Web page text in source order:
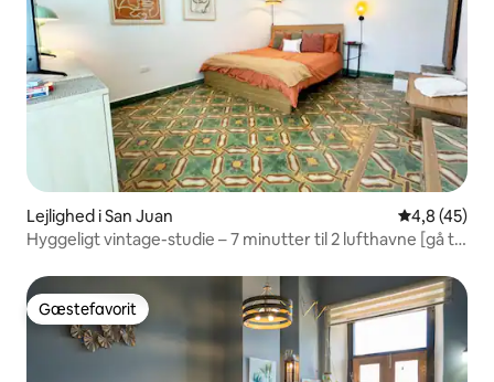
Lejlighed i San Juan 4,8 ud af 5 i
4,8 (45)
Hyggeligt vintage-studie – 7 minutter til 2 lufthavne [gå til
Gæstefavorit
Gæstefavorit